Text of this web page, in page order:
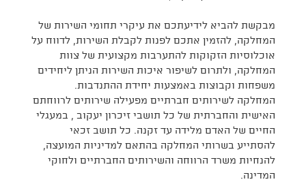
מבקשת להביא לידיעתכם את עיקרי תחומי השירות של
המחלקה, להזמין אתכם לפנות לקבלת השירות, לדווח על
אוכלוסיות הזקוקות להתערבות מקצועית של צוות
המחלקה, ולתרום לשיפור איכות השירות הניתן ליחידים
משפחות וקבוצות באמצעות יחידת ההתנדבות.
המחלקה לשירותים חברתיים מפעילה שירותים לרווחתם
האישית והחברתית של כל תושבי זיכרון יעקוב , במעגלי
החיים של האדם מלידה עד זקנה. כל תושב זכאי
להסתייע בשרותי המחלקה בהתאם למדיניות המועצה,
להנחיות משרד הרווחה והשירותים החברתיים ולחוקי
המדינה.